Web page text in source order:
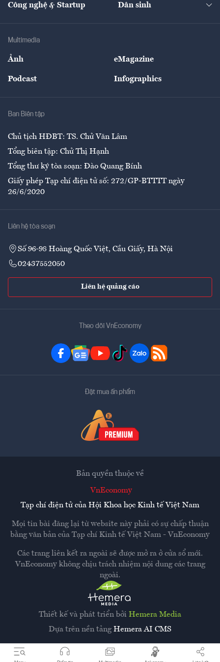
Tư vấn Nông sản
Giải trí
Công nghệ & Startup Dân sinh
Multimedia
Ảnh eMagazine
Podcast Infographics
Ban Biên tập
Chủ tịch HĐBT: TS. Chử Văn Lâm
Tổng biên tập: Chử Thị Hạnh
Tổng thư ký tòa soạn: Đào Quang Bính
Giấy phép Tạp chí điện tử số: 272/GP-BTTTT ngày
26/6/2020
Liên hệ tòa soạn
Số 96-98 Hoàng Quốc Việt, Cầu Giấy, Hà Nội
02437552050
Liên hệ quảng cáo
Theo dõi VnEconomy
Đặt mua ấn phẩm
Thiết kế và phát triển bởi Hemera Media
Dựa trên nền tảng Hemera AI CMS
Bản quyền thuộc về
VnEconomy
Tạp chí điện tử của Hội Khoa học Kinh tế Việt Nam
Mọi tin bài đăng lại từ website này phải có sự chấp thuận
bằng văn bản của Tạp chí Kinh tế Việt Nam - VnEconomy
Các trang liên kết ra ngoài sẽ được mở ra ở cửa sổ mới.
VnEconomy không chịu trách nhiệm nội dung các trang
ngoài.